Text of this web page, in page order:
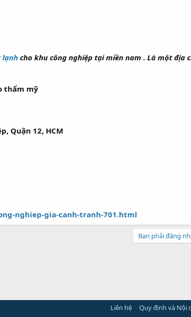
lạnh cho khu công nghiệp tại miền nam . Là một địa
thẩm mỹ
Quận 12, HCM
nghiep-gia-canh-tranh-701.html
Bạn phải đăng
Liên hệ Quy định và Nội